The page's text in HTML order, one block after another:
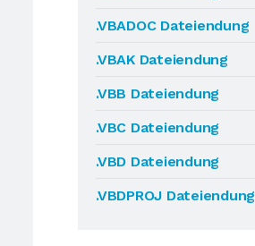
.VBADOC Dateiendung
.VBAK Dateiendung
.VBB Dateiendung
.VBC Dateiendung
.VBD Dateiendung
.VBDPROJ Dateiendung